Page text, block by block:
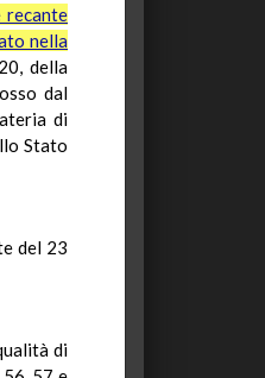
recante
nella
della
dal
di
Stato
del 23
di